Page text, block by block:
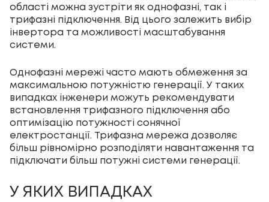
області можна зустріти як однофазні, так і
трифазні підключення. Від цього залежить вибір
інвертора та можливості масштабування
системи.
Однофазні мережі часто мають обмеження за
максимальною потужністю генерації. У таких
випадках інженери можуть рекомендувати
встановлення трифазного підключення або
оптимізацію потужності сонячної
електростанції. Трифазна мережа дозволяє
більш рівномірно розподіляти навантаження та
підключати більш потужні системи генерації.
У ЯКИХ ВИПАДКАХ